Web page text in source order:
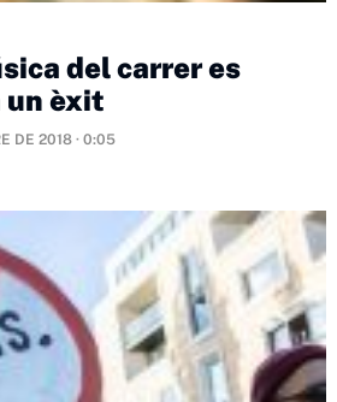
del carrer es
un èxit
DE 2018 · 0:05